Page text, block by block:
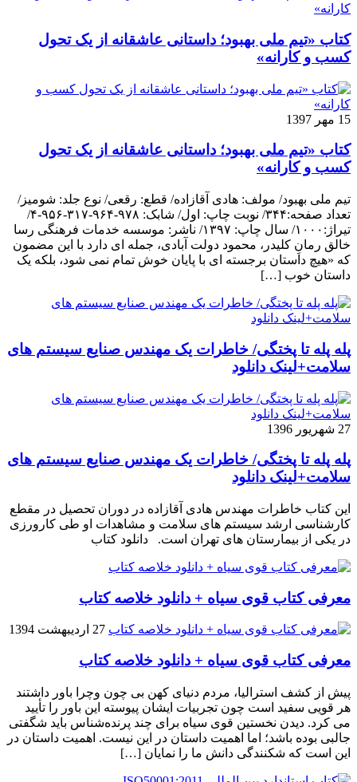
کتاب «تیم ملی بهبود؛ داستانی عاشقانه از یک تحول
کسب و کارانه»
15 مهر 1397
کتاب «تیم ملی بهبود؛ داستانی عاشقانه از یک تحول
کسب و کارانه»
تیم ملی بهبود/ مولف: هادی آقازاده/ قطع: رقعی/ نوع جلد: شومیز/
تعداد صفحه:۳۴۴/ نوبت چاپ: اول/ شابک: ۹۷۸-۹۶۴-۳۱۷-۹۵۶-۴/
تیراژ:۱۰۰۰/ سال چاپ: ۱۳۹۷/ ناشر: موسسه خدمات فرهنگی رسا
خالق رمانِ کلیدر، محمود دولت آبادی، جمله ای دارد با این مضمون
که «هیچ داستان برجسته ای با پایان خوش تمام نمی شود، بلکه یک
داستان خوب […]
پله پله تا پختگی/ خاطرات یک مهندس صنایع سیستم های
سلامت+لینک دانلود
27 شهریور 1396
پله پله تا پختگی/ خاطرات یک مهندس صنایع سیستم های
سلامت+لینک دانلود
این کتاب خاطرات مهندس هادی آقازاده در دوران تحصیل در مقطع
کارشناسی ارشد سیستم های سلامت و مشاهدات او طی کارورزی
در یکی از بیمارستان های تهران است. دانلود کتاب
معرفی کتاب قوی سیاه + دانلود خلاصه کتاب
27 اردیبهشت 1394
معرفی کتاب قوی سیاه + دانلود خلاصه کتاب
پیش از کشف استرالیا، مردم دنیاى کهن بی چون وچرا باور داشتند
هر قویى سفید است چون تجربیات ایشان پیوسته این باور را تأیید
می کرد. دیدن نخستین قوى سیاه براى چند پرنده‌شناس باید شگفتى
جالبى بوده باشد؛ اما اهمیت داستان در این نیست. اهمیت داستان در
این است که شکنندگى دانش ما را نمایان […]